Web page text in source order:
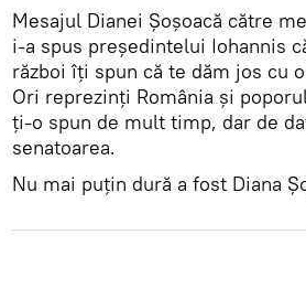
Mesajul Dianei Șoșoacă către
i-a spus președintelui Iohannis
război îți spun că te dăm jos cu
Ori reprezinți România și
ți-o spun de mult timp, dar de
senatoarea.
Nu mai puțin dură a fost Diana